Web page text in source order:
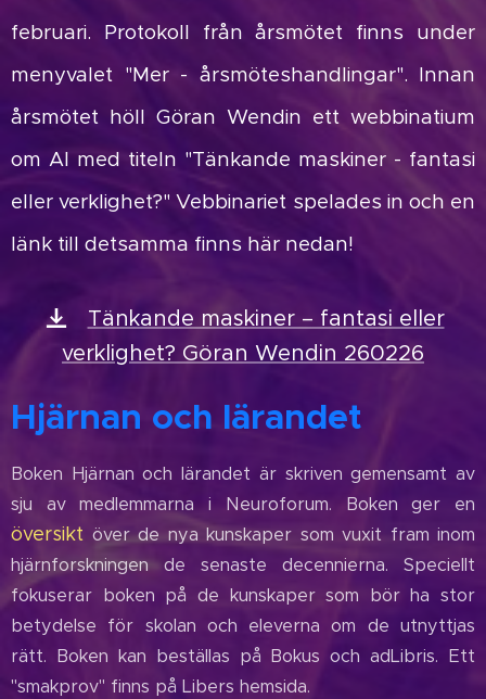
februari. Protokoll från årsmötet finns under
menyvalet "Mer - årsmöteshandlingar". Innan
årsmötet höll Göran Wendin ett webbinatium
om AI med titeln "Tänkande maskiner - fantasi
eller verklighet?" Vebbinariet spelades in och en
länk till detsamma finns här nedan!
Tänkande maskiner – fantasi eller
verklighet? Göran Wendin 260226
Hjärnan och lärandet
Boken Hjärnan och lärandet är skriven gemensamt av
sju av medlemmarna i Neuroforum. Boken ger en
översikt över de nya kunskaper som vuxit fram inom
hjärnforskningen de senaste decennierna. Speciellt
fokuserar boken på de kunskaper som bör ha stor
betydelse för skolan och eleverna om de utnyttjas
rätt. Boken kan beställas på Bokus och adLibris. Ett
"smakprov" finns på Libers hemsida.